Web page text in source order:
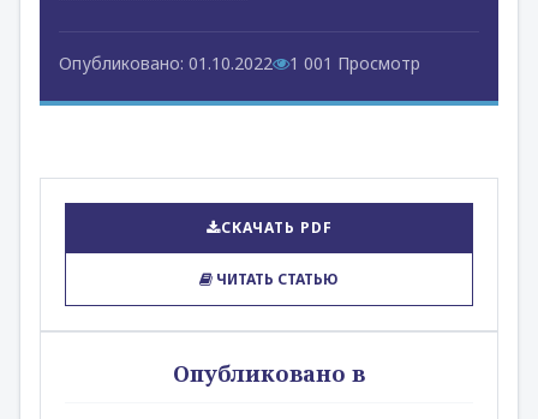
Опубликовано: 01.10.2022 1 001 Просмотр
СКАЧАТЬ PDF
ЧИТАТЬ СТАТЬЮ
Опубликовано в